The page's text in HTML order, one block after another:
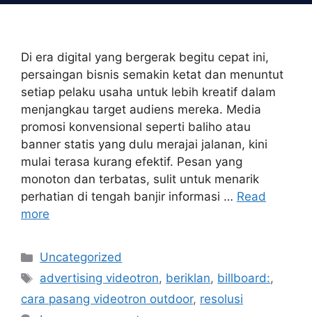
Di era digital yang bergerak begitu cepat ini,
persaingan bisnis semakin ketat dan menuntut
setiap pelaku usaha untuk lebih kreatif dalam
menjangkau target audiens mereka. Media
promosi konvensional seperti baliho atau
banner statis yang dulu merajai jalanan, kini
mulai terasa kurang efektif. Pesan yang
monoton dan terbatas, sulit untuk menarik
perhatian di tengah banjir informasi … Read
more
Categories
Uncategorized
Tags
advertising videotron, beriklan, billboard:,
cara pasang videotron outdoor, resolusi